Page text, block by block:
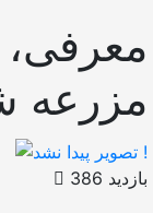
مزرعه
بازدید 386